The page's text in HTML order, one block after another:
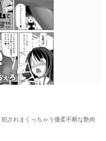
されまくっちゃう優柔不断な艶肉